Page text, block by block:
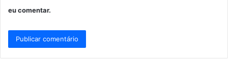
eu comentar.